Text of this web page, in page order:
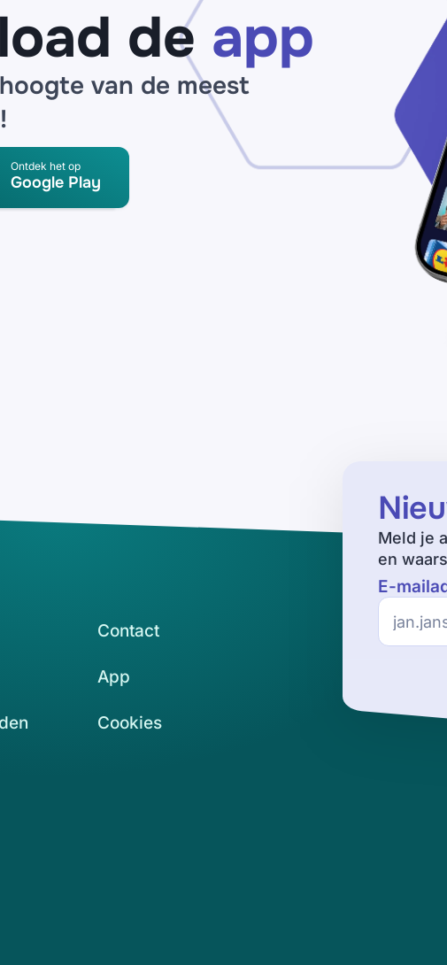
de app
van de meest
Ontdek het op
Google Play
Meld je
en
E-
Contact
App
Cookies